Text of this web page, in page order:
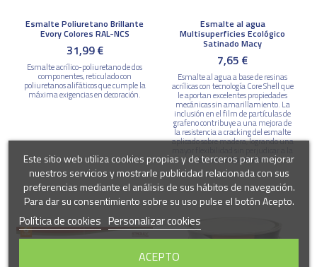
Esmalte Poliuretano Brillante
Evory Colores RAL-NCS
31,99 €
Esmalte acrílico-poliuretano de dos
componentes, reticulado con
poliuretanos alifáticos que cumple la
máxima exigencias en decoración.
Esmalte al agua
Multisuperficies Ecológico
Satinado Macy
7,65 €
Esmalte al agua a base de resinas
acrílicas con tecnología Core Shell que
le aportan excelentes propiedades
mecánicas sin amarillamiento. La
inclusión en el film de partículas de
grafeno contribuye a una mejora de
la resistencia a cracking del esmalte
aplicado sobre madera, logrando una
dureza del producto.
Este sitio web utiliza cookies propias y de terceros para mejorar
nuestros servicios y mostrarle publicidad relacionada con sus
preferencias mediante el análisis de sus hábitos de navegación.
Para dar su consentimiento sobre su uso pulse el botón Acepto.
Política de cookies Personalizar cookies
ACEPTO